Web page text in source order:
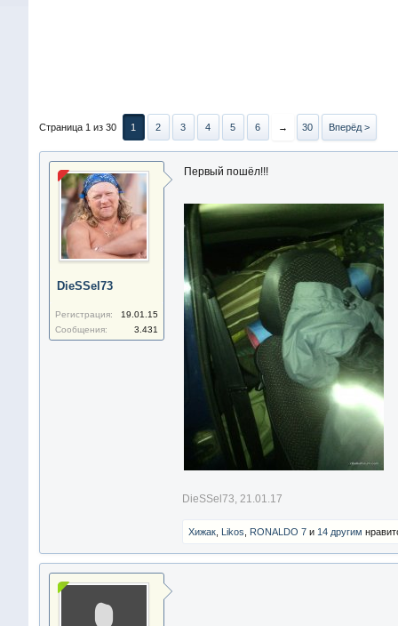
Страница 1 из 30 1 2 3 4 5 6 → 30 Вперёд >
DieSSel73
Регистрация:
19.01.15
Сообщения:
3.431
Первый пошёл!!!
DieSSel73, 21.01.17
Хижак, Likos RONALDO 7и 14 другим